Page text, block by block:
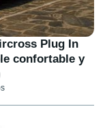
Plug In
confortable y